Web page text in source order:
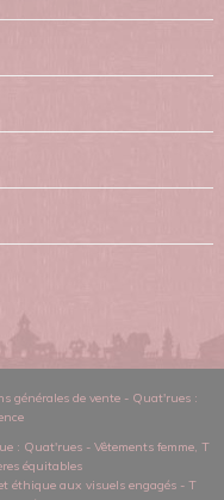
générales de vente- Quat'rues :
: Quat'rues - Vêtements femme, T
équitables
éthique aux visuels engagés - T